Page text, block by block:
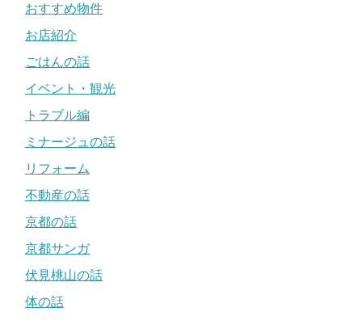
おすすめ物件
お店紹介
ごはんの話
イベント・観光
トラブル編
ミナージュの話
リフォーム
不動産の話
京都の話
京都サンガ
伏見桃山の話
体の話